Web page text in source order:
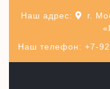
Наш телефон: +7-
Наш адрес:
г.